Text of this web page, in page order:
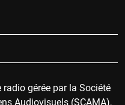
radio gérée par la Société
Audiovisuels (SCAMA),